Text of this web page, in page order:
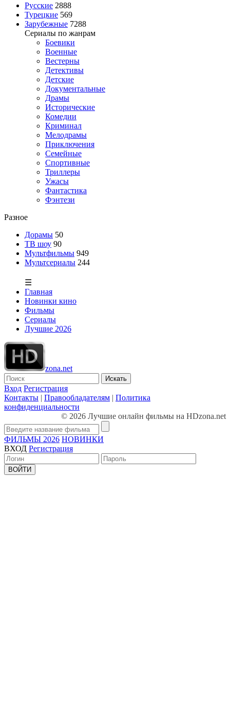
Русские 2888
Турецкие 569
Зарубежные 7288
Сериалы по жанрам
Боевики
Военные
Вестерны
Детективы
Детские
Документальные
Драмы
Исторические
Комедии
Криминал
Мелодрамы
Приключения
Семейные
Спортивные
Триллеры
Ужасы
Фантастика
Фэнтези
Разное
Дорамы 50
ТВ шоу 90
Мультфильмы 949
Мультсериалы 244
☰
Главная
Новинки кино
Фильмы
Сериалы
Лучшие 2026
zona.net
Искать
Вход Регистрация
Контакты | Правообладателям | Политика
конфиденциальности
© 2026 Лучшие онлайн фильмы на HDzona.net
ФИЛЬМЫ 2026 НОВИНКИ
ВХОД Регистрация